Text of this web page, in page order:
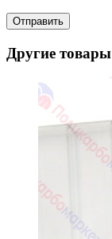
Другие товары